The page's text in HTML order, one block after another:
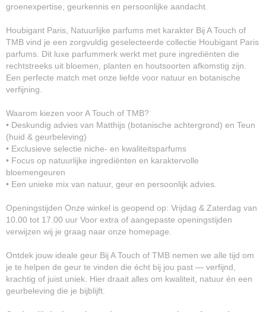
groenexpertise, geurkennis en persoonlijke aandacht.
Houbigant Paris, Natuurlijke parfums met karakter Bij A Touch of
TMB vind je een zorgvuldig geselecteerde collectie Houbigant Paris
parfums. Dit luxe parfummerk werkt met pure ingrediënten die
rechtstreeks uit bloemen, planten en houtsoorten afkomstig zijn.
Een perfecte match met onze liefde voor natuur en botanische
verfijning.
Waarom kiezen voor A Touch of TMB?
• Deskundig advies van Matthijs (botanische achtergrond) en Teun
(huid & geurbeleving)
• Exclusieve selectie niche- en kwaliteitsparfums
• Focus op natuurlijke ingrediënten en karaktervolle
bloemengeuren
• Een unieke mix van natuur, geur en persoonlijk advies.
Openingstijden Onze winkel is geopend op: Vrijdag & Zaterdag van
10.00 tot 17.00 uur Voor extra of aangepaste openingstijden
verwijzen wij je graag naar onze homepage.
Ontdek jouw ideale geur Bij A Touch of TMB nemen we alle tijd om
je te helpen de geur te vinden die écht bij jou past — verfijnd,
krachtig of juist uniek. Hier draait alles om kwaliteit, natuur én een
geurbeleving die je bijblijft.